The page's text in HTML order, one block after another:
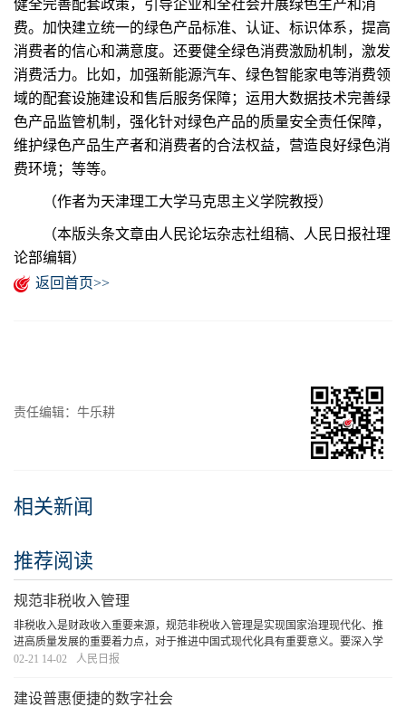
健全完善配套政策，引导企业和全社会开展绿色生产和消
费。加快建立统一的绿色产品标准、认证、标识体系，提高
消费者的信心和满意度。还要健全绿色消费激励机制，激发
消费活力。比如，加强新能源汽车、绿色智能家电等消费领
域的配套设施建设和售后服务保障；运用大数据技术完善绿
色产品监管机制，强化针对绿色产品的质量安全责任保障，
维护绿色产品生产者和消费者的合法权益，营造良好绿色消
费环境；等等。
（作者为天津理工大学马克思主义学院教授）
（本版头条文章由人民论坛杂志社组稿、人民日报社理
论部编辑）
返回首页>>
责任编辑：牛乐耕
相关新闻
推荐阅读
规范非税收入管理
非税收入是财政收入重要来源，规范非税收入管理是实现国家治理现代化、推
进高质量发展的重要着力点，对于推进中国式现代化具有重要意义。要深入学
习贯彻习近平总书记重要讲话和党的二十届三中全会精神，推动非税收入管理
02-21 14-02 人民日报
建设普惠便捷的数字社会